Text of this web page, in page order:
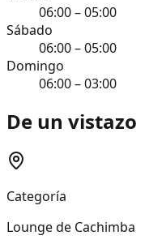
06:00 – 05:00
Sábado
06:00 – 05:00
Domingo
06:00 – 03:00
De un vistazo
Categoría
Lounge de Cachimba